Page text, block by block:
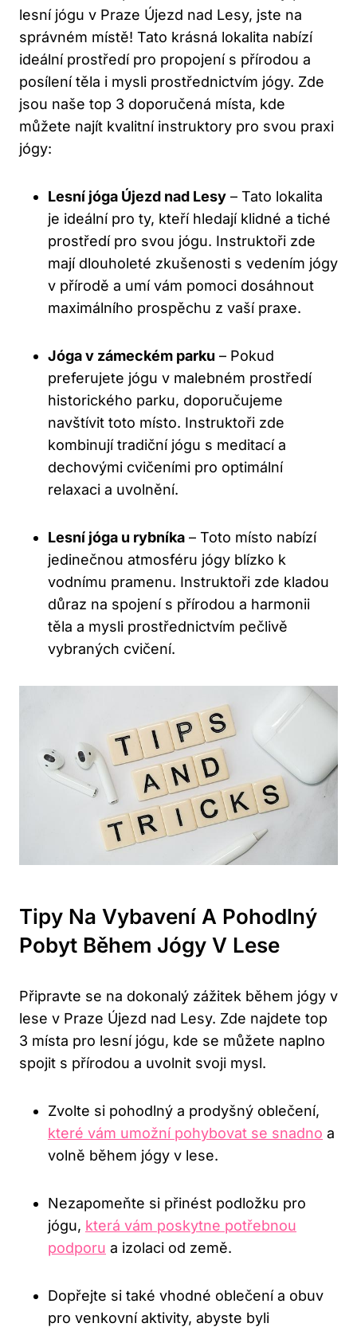
lesní jógu v Praze Újezd nad Lesy, jste na
správném místě! Tato krásná lokalita nabízí
ideální prostředí pro propojení s přírodou a
posílení těla i mysli prostřednictvím jógy. Zde
jsou naše top 3 doporučená místa, kde
můžete najít kvalitní instruktory pro svou praxi
jógy:
Lesní jóga Újezd nad Lesy – Tato lokalita
je ideální pro ty, kteří hledají klidné a tiché
prostředí pro svou jógu. Instruktoři zde
mají dlouholeté zkušenosti s vedením jógy
v přírodě a umí vám pomoci dosáhnout
maximálního prospěchu z vaší praxe.
Jóga v zámeckém parku – Pokud
preferujete jógu v malebném prostředí
historického parku, doporučujeme
navštívit toto místo. Instruktoři zde
kombinují tradiční jógu s meditací a
dechovými cvičeními pro optimální
relaxaci a uvolnění.
Lesní jóga u rybníka – Toto místo nabízí
jedinečnou atmosféru jógy blízko k
vodnímu pramenu. Instruktoři zde kladou
důraz na spojení s přírodou a harmonii
těla a mysli prostřednictvím pečlivě
vybraných cvičení.
Tipy Na Vybavení A Pohodlný
Pobyt Během Jógy V Lese
Připravte se na dokonalý zážitek během jógy v
lese v Praze Újezd nad Lesy. Zde najdete top
3 místa pro lesní jógu, kde se můžete naplno
spojit s přírodou a uvolnit svoji mysl.
Zvolte si pohodlný a prodyšný oblečení,
které vám umožní pohybovat se snadno a
volně během jógy v lese.
Nezapomeňte si přinést podložku pro
jógu, která vám poskytne potřebnou
podporu a izolaci od země.
Dopřejte si také vhodné oblečení a obuv
pro venkovní aktivity, abyste byli